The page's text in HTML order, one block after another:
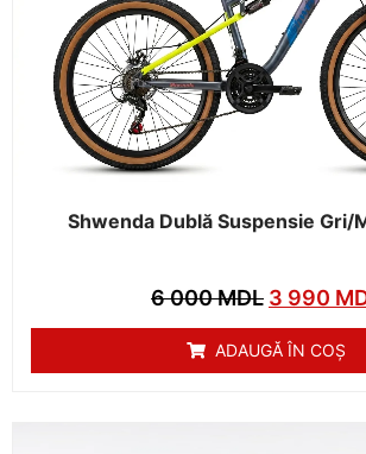
Shwenda Dublă Suspensie Gri/
6 000MDL 3 990
ADAUGĂ ÎN COȘ